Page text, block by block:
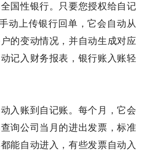
国性银行。只要您授权给自记
动上传银行回单，它会自动从
的变动情况，并自动生成对应
记入财务报表，银行账入账轻
入账到自记账。每个月，它会
询公司当月的进出发票，标准
能自动进入，有些发票自动入